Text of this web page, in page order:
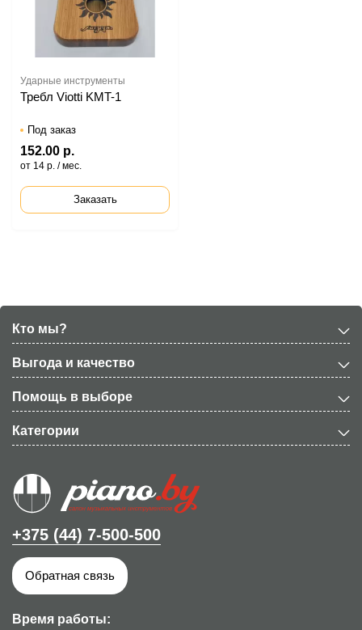
Ударные инструменты
Требл Viotti KMT-1
Под заказ
152.00 р.
от 14 р. / мес.
Заказать
Кто мы?
Выгода и качество
Помощь в выборе
Категории
+375 (44) 7-500-500
Обратная связь
Время работы: